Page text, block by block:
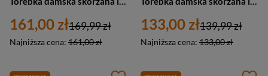
161,00 zł
Najniższa cena: 161,00 zł
169,99 zł 133,00 zł
Najniższa cena: 133,00 zł
139,99 zł